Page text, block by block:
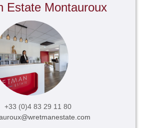
Estate Montauroux
+33 (0)4 83 29 11 80